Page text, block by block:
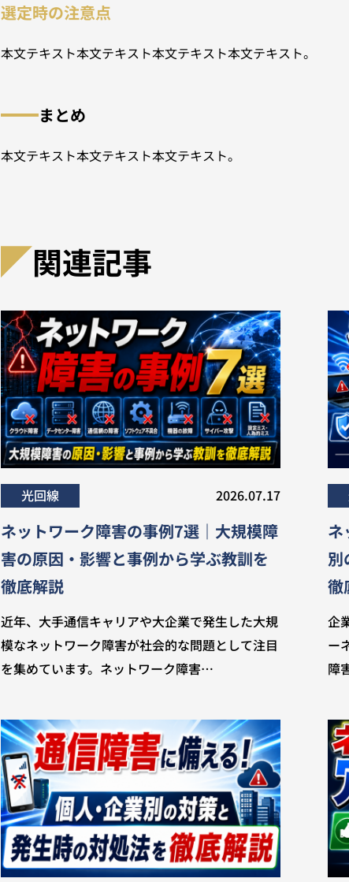
選定時の注意点
本文テキスト本文テキスト本文テキスト本文テキスト。
まとめ
本文テキスト本文テキスト本文テキスト。
関連記事
光回線 2026.07.17
ネットワーク障害の事例7選｜大規模障
害の原因・影響と事例から学ぶ教訓を
徹底解説
近年、大手通信キャリアや大企業で発生した大規
模なネットワーク障害が社会的な問題として注目
を集めています。ネットワーク障害…
ネ
別
徹
企
ー
障